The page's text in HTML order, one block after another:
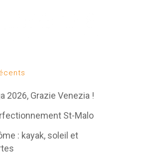
2026, Grazie Venezia !
St-Malo
: kayak, soleil et